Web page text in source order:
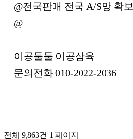
@전국판매 전국 A/S망 확
@
이공둘둘 이공삼육
문의전화 010-2022-2036
전체 9,863건 1 페이지